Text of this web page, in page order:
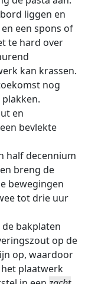
liggen en
een spons of
te hard over
kan krassen.
nog
en
bevlekte
half decennium
breng de
bewegingen
tot drie uur
bakplaten
op de
op, waardoor
plaatwerk